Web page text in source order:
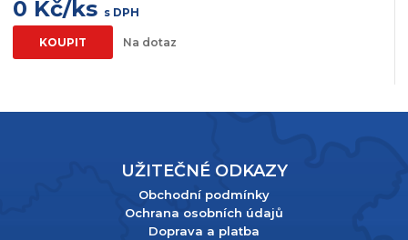
0 Kč/ks s DPH
KOUPIT Na dotaz
UŽITEČNÉ ODKAZY
Obchodní podmínky
Ochrana osobních údajů
Doprava a platba